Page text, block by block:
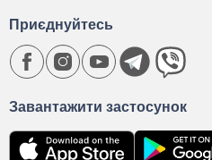
Завантажити застосунок
Приєднуйтесь